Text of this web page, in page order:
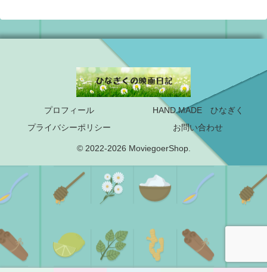
プロフィール
HAND MADE ひなぎく
プライバシーポリシー
お問い合わせ
© 2022-2026 MoviegoerShop.